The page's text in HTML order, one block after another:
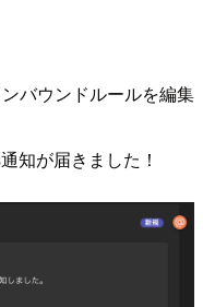
バウンドルールを編集
知が届きました！